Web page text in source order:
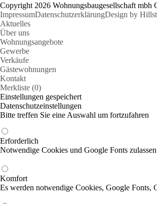
Copyright 2026 Wohnungsbaugesellschaft mbh
ImpressumDatenschutzerklärungDesign by
Aktuelles
Über uns
Wohnungsangebote
Gewerbe
Verkäufe
Gästewohnungen
Kontakt
Merkliste (0)
Einstellungen gespeichert
Datenschutzeinstellungen
Bitte treffen Sie eine Auswahl um fortzufahren
Erforderlich
Notwendige Cookies und Google Fonts
Komfort
Es werden notwendige Cookies, Google Fonts,